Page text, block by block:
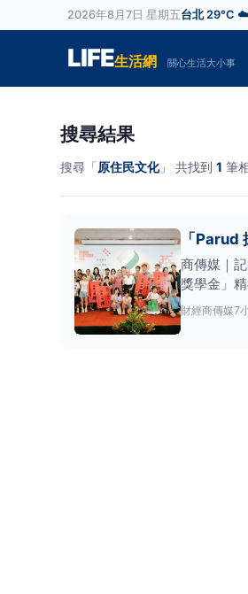
2026年8月7日 星期五台北 29°C ☁️
LIFE生活網 關心生活大小事
搜尋結果
搜尋「原住民文化」 共找到 1 筆
「Parud
商傳媒｜
獎學金」
財經商傳媒7